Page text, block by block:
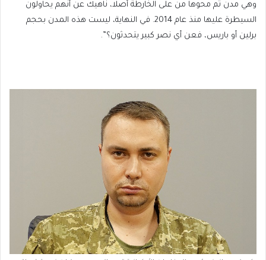
وهي مدن تم محوها من على الخارطة أصلا، ناهيك عن أنهم يحاولون
السيطرة عليها منذ عام 2014. في النهاية، ليست هذه المدن بحجم
برلين أو باريس، فعن أي نصر كبير يتحدثون؟”.